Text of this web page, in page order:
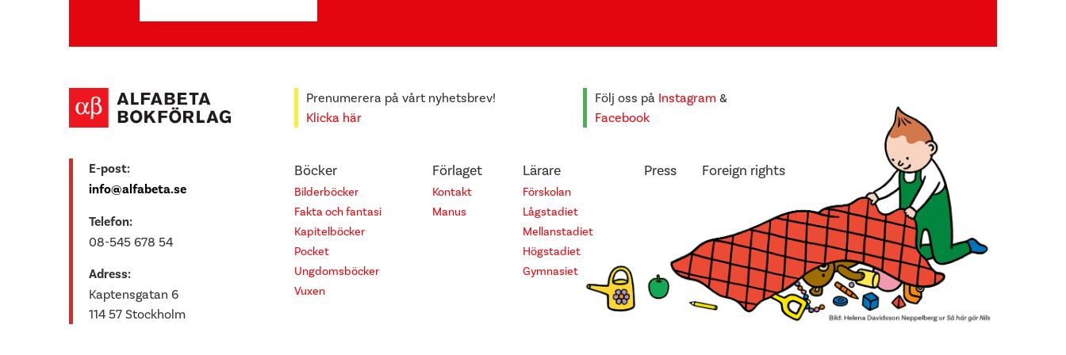
E-post:
info@alfabeta.se
Telefon:
08-545 678 54
Adress:
Kaptensgatan 6
114 57 Stockholm
Prenumerera på vårt nyhetsbrev!
Klicka här
Följ oss på Instagram &
Facebook
Böcker
Bilderböcker
Fakta och fantasi
Kapitelböcker
Pocket
Ungdomsböcker
Vuxen
Förlaget
Kontakt
Manus
Lärare
Förskolan
Lågstadiet
Mellanstadiet
Högstadiet
Gymnasiet
Press Foreign rights